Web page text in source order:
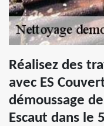
Réalisez des
avec ES
démoussage
Escaut dans le